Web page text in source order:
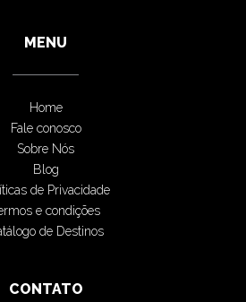
MENU
Home
Fale conosco
Sobre Nós
Blog
de Privacidade
e condições
de Destinos
CONTATO